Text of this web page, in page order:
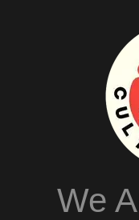
We